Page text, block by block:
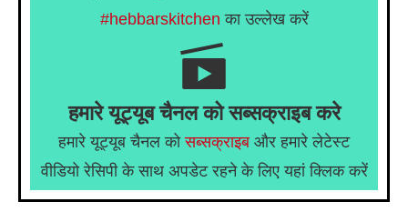
#hebbarskitchen का उल्लेख करें
हमारे यूट्यूब चैनल को सब्सक्राइब करे
हमारे यूट्यूब चैनल कोसब्सक्राइब और हमारे लेटेस्ट
वीडियो रेसिपी के साथ अपडेट रहने के लिए यहां क्लिक करें